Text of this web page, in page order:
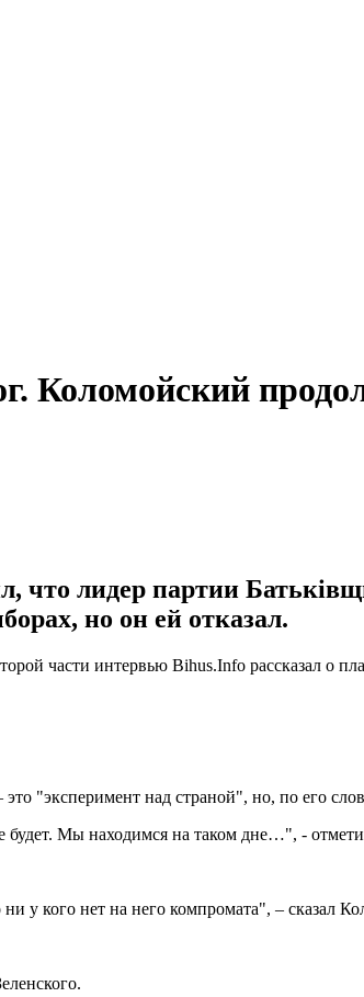
Коломойский
что лидер партии
но он ей отказал.
части интервью Bihus.Info рассказал о
"эксперимент над страной", но, по его
будет. Мы находимся на таком дне…", -
у кого нет на него компромата", – сказал